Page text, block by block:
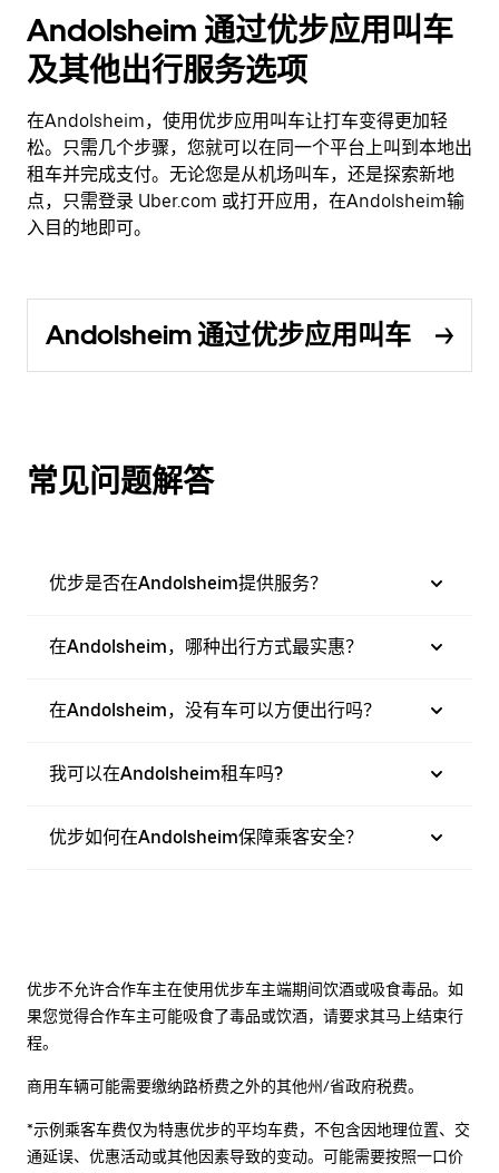
Andolsheim 通过优步应用叫车
及其他出行服务选项
在Andolsheim，使用优步应用叫车让打车变得更加轻
松。只需几个步骤，您就可以在同一个平台上叫到本地出
租车并完成支付。无论您是从机场叫车，还是探索新地
点，只需登录 Uber.com 或打开应用，在Andolsheim输
入目的地即可。
Andolsheim 通过优步应用叫车
常见问题解答
优步是否在Andolsheim提供服务？
在Andolsheim，哪种出行方式最实惠？
在Andolsheim，没有车可以方便出行吗？
我可以在Andolsheim租车吗?
优步如何在Andolsheim保障乘客安全？
优步不允许合作车主在使用优步车主端期间饮酒或吸食毒品。如
果您觉得合作车主可能吸食了毒品或饮酒，请要求其马上结束行
程。
商用车辆可能需要缴纳路桥费之外的其他州/省政府税费。
*示例乘客车费仅为特惠优步的平均车费，不包含因地理位置、交
通延误、优惠活动或其他因素导致的变动。可能需要按照一口价